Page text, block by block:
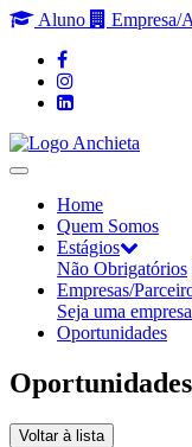
Aluno Empresa/
Home
Quem Somos
Estágios
Não Obrigatórios
Empresas/
Seja uma
Oportunidades
Oportunidades
Voltar à lista